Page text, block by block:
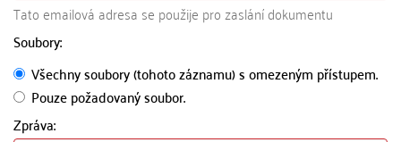
Tato emailová adresa se použije pro zaslání dokumentu
Soubory:
Všechny soubory (tohoto záznamu) s omezeným přístupem.
Pouze požadovaný soubor.
Zpráva: